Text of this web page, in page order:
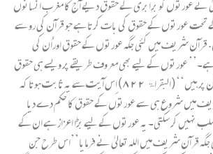
اللہ تعالیٰ نے عورتوں کو برابری کے حقوق دیے آج کا مغرب انسانوں
عورتوں کے حقوق کی بات کرتا ہے جو قرآن کی رو سے
قرآن شریف میں کئی جگہ عورتوں کے حقوق اوراُن کی
عورتوں کے لیے بھی معروف طریقے پر ویسے ہی حقوق
ہیں جیسے مردوں کے حقوق اُن پر ہیں‘‘ (البقراۃ ۸۲۲) اِس آیت سے یہ ثابت ہوتا کہ
میں شروع ہی سے عورتوں کے حقوق کا حکم دے دیا
نہیں کر سکتی۔ یہ عورتوں کے لیے بڑا اعزاز ہے ان کے
شریف میں اللہ تعالیٰ نے فرمایا’’اس طرح جن